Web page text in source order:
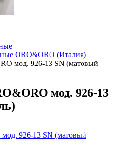
ORO&ORO (Италия)
мод. 926-13 SN (матовый
мод. 926-13